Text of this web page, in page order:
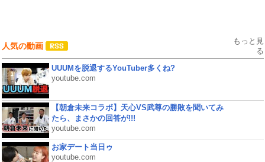
人気の動画
もっと見
る
UUUMを脱退するYouTuber多くね?
youtube.com
【朝倉未来コラボ】天心VS武尊の勝敗を聞いてみ
たら、まさかの回答が!!!
youtube.com
お家デート当日ゥ
youtube.com